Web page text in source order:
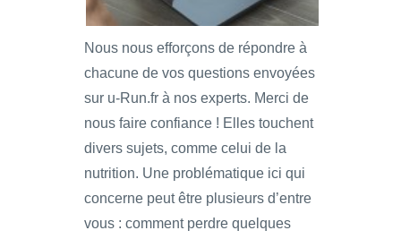
Nous nous efforçons de répondre à
chacune de vos questions envoyées
sur u-Run.fr à nos experts. Merci de
nous faire confiance ! Elles touchent
divers sujets, comme celui de la
nutrition. Une problématique ici qui
concerne peut être plusieurs d’entre
vous : comment perdre quelques